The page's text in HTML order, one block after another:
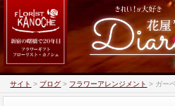
サイト > ブログ > フラワーアレンジメント > ガー